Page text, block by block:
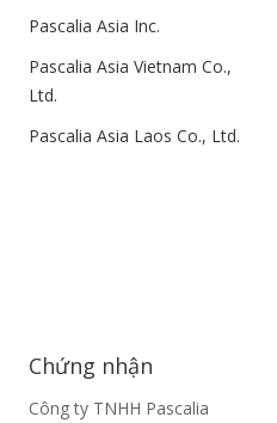
Pascalia Asia Inc.
Pascalia Asia Vietnam Co.,
Ltd.
Pascalia Asia Laos Co., Ltd.
Chứng nhận
Công ty TNHH Pascalia